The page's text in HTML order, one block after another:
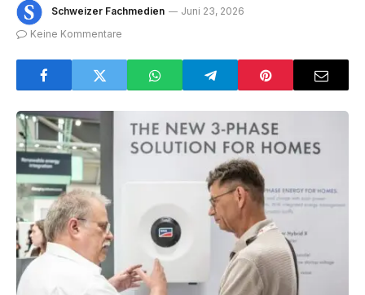
Schweizer Fachmedien
Juni 23, 2026
Keine Kommentare